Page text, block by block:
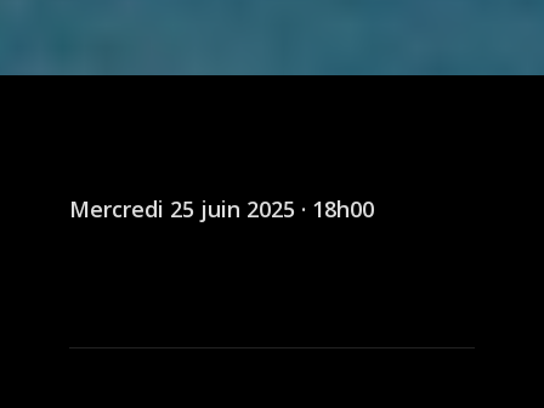
Mercredi 25 juin 2025 · 18h00